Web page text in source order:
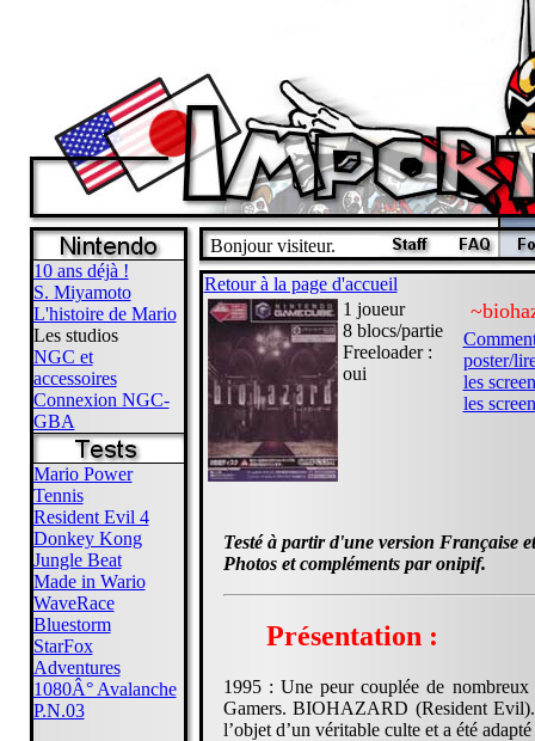
10 ans déjà !
S. Miyamoto
L'histoire de Mario
Les studios
NGC et
accessoires
Connexion NGC-
GBA
Mario Power
Tennis
Resident Evil 4
Donkey Kong
Jungle Beat
Made in Wario
WaveRace
Bluestorm
StarFox
Adventures
1080Â° Avalanche
P.N.03
Bonjour visiteur.
Retour à la page d'accueil
1 joueur
8 blocs/partie
Freeloader :
oui
poster/
les
les
Testé à partir d'une version Française
Photos et compléments par onipif.
Présentation :
1995 : Une peur couplée de
Gamers. BIOHAZARD (Resident
l’objet d’un véritable culte et a été